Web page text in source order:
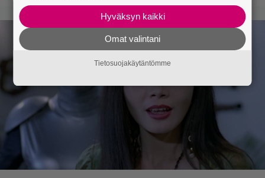
Hyväksyn kaikki
Omat valintani
Tietosuojakäytäntömme